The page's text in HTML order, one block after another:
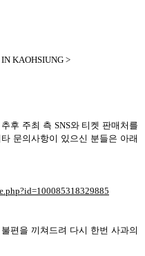
KAOHSIUNG >
후 주최 측 SNS와 티켓 판매처를
타 문의사항이 있으신 분들은 아래
불편을 끼쳐드려 다시 한번 사과의